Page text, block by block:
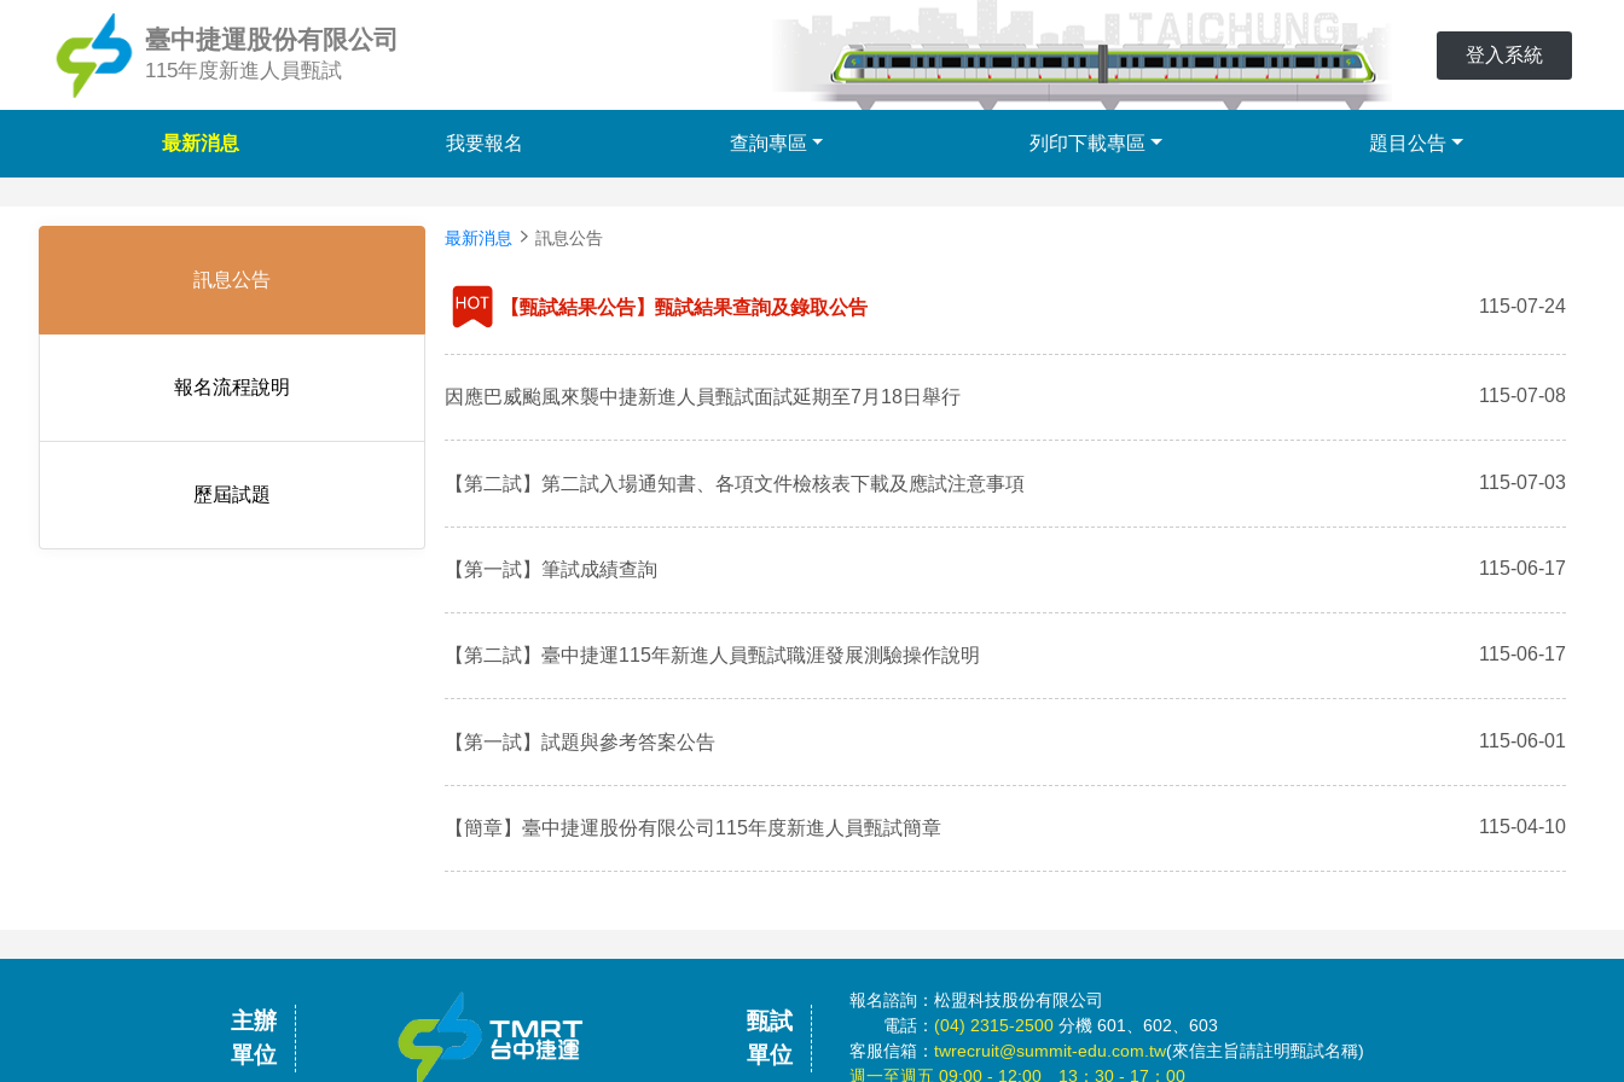
臺中捷運股份有限公司
115年度新進人員甄試
登入系統
最新消息 我要報名 查詢專區 列印下載專區 題目公告
訊息公告
報名流程說明
歷屆試題
最新消息 訊息公告
【甄試結果公告】甄試結果查詢及錄取公告 115-07-24
因應巴威颱風來襲中捷新進人員甄試面試延期至7月18日舉行 115-07-08
【第二試】第二試入場通知書、各項文件檢核表下載及應試注意事項 115-07-03
【第一試】筆試成績查詢 115-06-17
【第二試】臺中捷運115年新進人員甄試職涯發展測驗操作說明 115-06-17
【第一試】試題與參考答案公告 115-06-01
【簡章】臺中捷運股份有限公司115年度新進人員甄試簡章 115-04-10
主辦
單位
甄試
單位
報名諮詢：松盟科技股份有限公司
電話： (04) 2315-2500分機 601、602、603
客服信箱： twrecruit@summit-edu.com.tw(來信主旨請註明甄試名稱)
週一至週五 09:00 - 12:00 13：30 - 17：00